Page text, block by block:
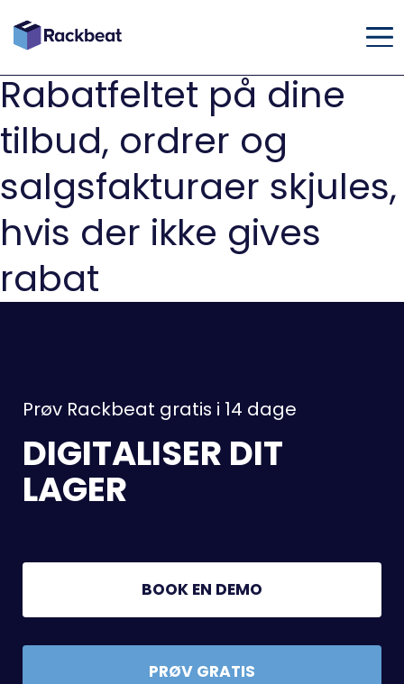
Rabatfeltet på dine
tilbud, ordrer og
salgsfakturaer skjules,
hvis der ikke gives
rabat
Prøv Rackbeat gratis i 14 dage
DIGITALISER DIT
LAGER
BOOK EN DEMO
PRØV GRATIS